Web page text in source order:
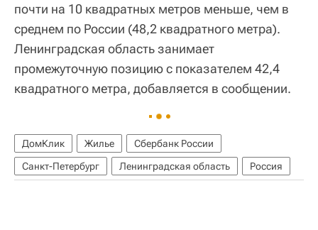
почти на 10 квадратных метров меньше, чем в
среднем по России (48,2 квадратного метра).
Ленинградская область занимает
промежуточную позицию с показателем 42,4
квадратного метра, добавляется в сообщении.
ДомКлик Жилье
Сбербанк России
Санкт-Петербург
Ленинградская область Россия